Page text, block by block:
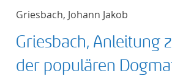
Griesbach, Johann Jakob
Griesbach, Anleitung
der populären